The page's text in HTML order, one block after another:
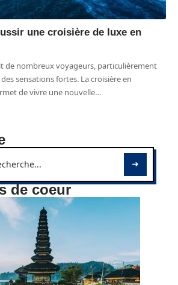
une croisière de luxe en
de nombreux voyageurs, particulièrement
sensations fortes. La croisière en
de vivre une nouvelle…
de coeur